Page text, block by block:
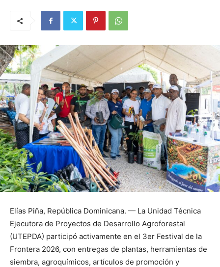
Elías Piña, República Dominicana. — La Unidad Técnica
Ejecutora de Proyectos de Desarrollo Agroforestal
(UTEPDA) participó activamente en el 3er Festival de la
Frontera 2026, con entregas de plantas, herramientas de
siembra, agroquímicos, artículos de promoción y